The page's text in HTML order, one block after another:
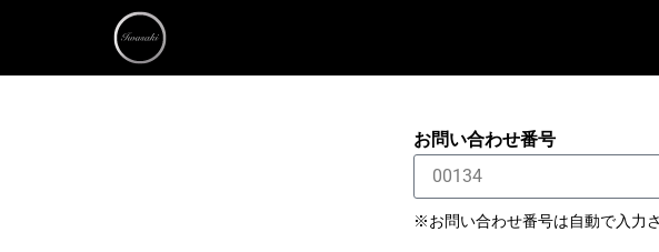
お問い合わせ番号
※お問い合わせ番号は自動で入力